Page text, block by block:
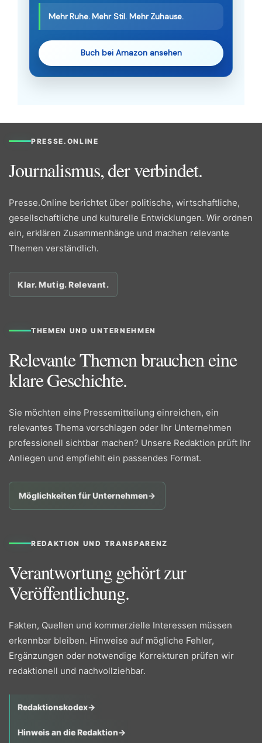
Mehr Ruhe. Mehr Stil. Mehr Zuhause.
Buch bei Amazon ansehen
PRESSE.ONLINE
Journalismus, der verbindet.
Presse.Online berichtet über politische, wirtschaftliche,
gesellschaftliche und kulturelle Entwicklungen. Wir ordnen
ein, erklären Zusammenhänge und machen relevante
Themen verständlich.
Klar. Mutig. Relevant.
THEMEN UND UNTERNEHMEN
Relevante Themen brauchen eine
klare Geschichte.
Sie möchten eine Pressemitteilung einreichen, ein
relevantes Thema vorschlagen oder Ihr Unternehmen
professionell sichtbar machen? Unsere Redaktion prüft Ihr
Anliegen und empfiehlt ein passendes Format.
Möglichkeiten für Unternehmen→
REDAKTION UND TRANSPARENZ
Verantwortung gehört zur
Veröffentlichung.
Fakten, Quellen und kommerzielle Interessen müssen
erkennbar bleiben. Hinweise auf mögliche Fehler,
Ergänzungen oder notwendige Korrekturen prüfen wir
redaktionell und nachvollziehbar.
Redaktionskodex→
Hinweis an die Redaktion→